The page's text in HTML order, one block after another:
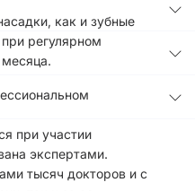
как и зубные
регулярном
при участии
экспертами.
тысяч докторов и с